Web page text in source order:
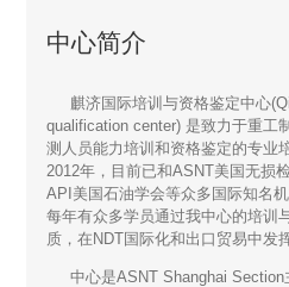
中心简介
麒济国际培训与资格鉴定中心
qualification center) 是致力于重工
测人员能力培训和资格鉴定的专业
2012年，目前已和ASNT美国无损
API美国石油学会等众多国际知名
每年有众多学员通过我中心的培训
质，在NDT国际化和出口贸易中发
中心是ASNT Shanghai Section